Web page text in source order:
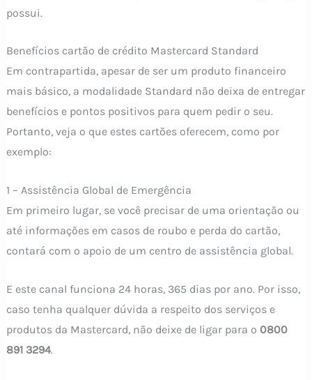
possui.
Benefícios cartão de crédito Mastercard Standard
Em contrapartida, apesar de ser um produto financeiro
mais básico, a modalidade Standard não deixa de entregar
benefícios e pontos positivos para quem pedir o seu.
Portanto, veja o que estes cartões oferecem, como por
exemplo:
1 – Assistência Global de Emergência
Em primeiro lugar, se você precisar de uma orientação ou
até informações em casos de roubo e perda do cartão,
contará com o apoio de um centro de assistência global.
E este canal funciona 24 horas, 365 dias por ano. Por isso,
caso tenha qualquer dúvida a respeito dos serviços e
produtos da Mastercard, não deixe de ligar para o 0800
891 3294.